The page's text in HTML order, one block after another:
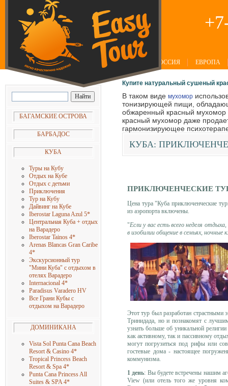
РОССИЯ ЕВРОПА
БАГАМСКИЕ ОСТРОВА
БАРБАДОС
КУБА
Туры на Кубу
Отдых на Кубе
Отдых с детьми
Приключения
Тур на Кубу
Дайвинг на Кубе
Iberostar Laguna Azul 5*
Центральная Куба + отдых
на Варадеро
Iberostar Tainos 4*
Arenas Blancas Gran Caribe
4*
Экскурсионный тур
"Мини Куба" с отдыхом в
отелях Варадеро
Internacional 4*
Paradisus Varadero HV
Все Грани Кубы с
отдыхом на Варадеро
ДОМИНИКАНА
Vista Sol Punta Cana Beach
Resort & Casino 4*
Tropical Princess Beach
Resort & Spa 4*
Punta Cana Princess All
Suites & SPA 4*
Купите натуральный сушеный
В таком виде мухомор
тонизирующей пищи,
обжаренный красный мухомор
красный мухомор даже
гармонизирующее
КУБА:
ПРИКЛЮЧЕНЧЕСКИЕ
Цена тура "Куба приключенческие
из аэропорта включены.
"Если у вас есть всего неделя
в изобилии общение в семьях, ночные
Этот тур был разработан страстными
Тринидада, но и познакомят с
узнать больше об уникальной
как активному, так и пассивному
могут погрузиться под рифы или
гостевые дома - настоящее
коммунизма.
1 день: Вы будете встречены нашим
View (или отель того же уровня